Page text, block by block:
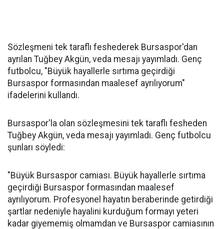
Sözleşmeni tek taraflı feshederek Bursaspor'dan
ayrılan Tuğbey Akgün, veda mesajı yayımladı. Genç
futbolcu, "Büyük hayallerle sırtıma geçirdiği
Bursaspor formasından maalesef ayrılıyorum"
ifadelerini kullandı.
Bursaspor'la olan sözleşmesini tek taraflı fesheden
Tuğbey Akgün, veda mesajı yayımladı. Genç futbolcu
şunları söyledi:
"Büyük Bursaspor camiası. Büyük hayallerle sırtıma
geçirdiği Bursaspor formasından maalesef
ayrılıyorum. Profesyonel hayatın beraberinde getirdiği
şartlar nedeniyle hayalini kurduğum formayı yeteri
kadar giyememiş olmamdan ve Bursaspor camiasının